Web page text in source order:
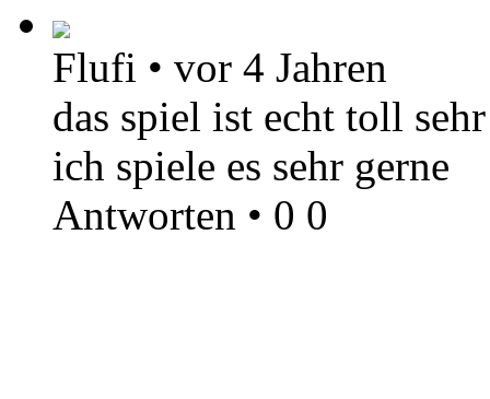
Flufi • vor 4 Jahren
das spiel ist echt toll
ich spiele es sehr gerne
Antworten • 0 0